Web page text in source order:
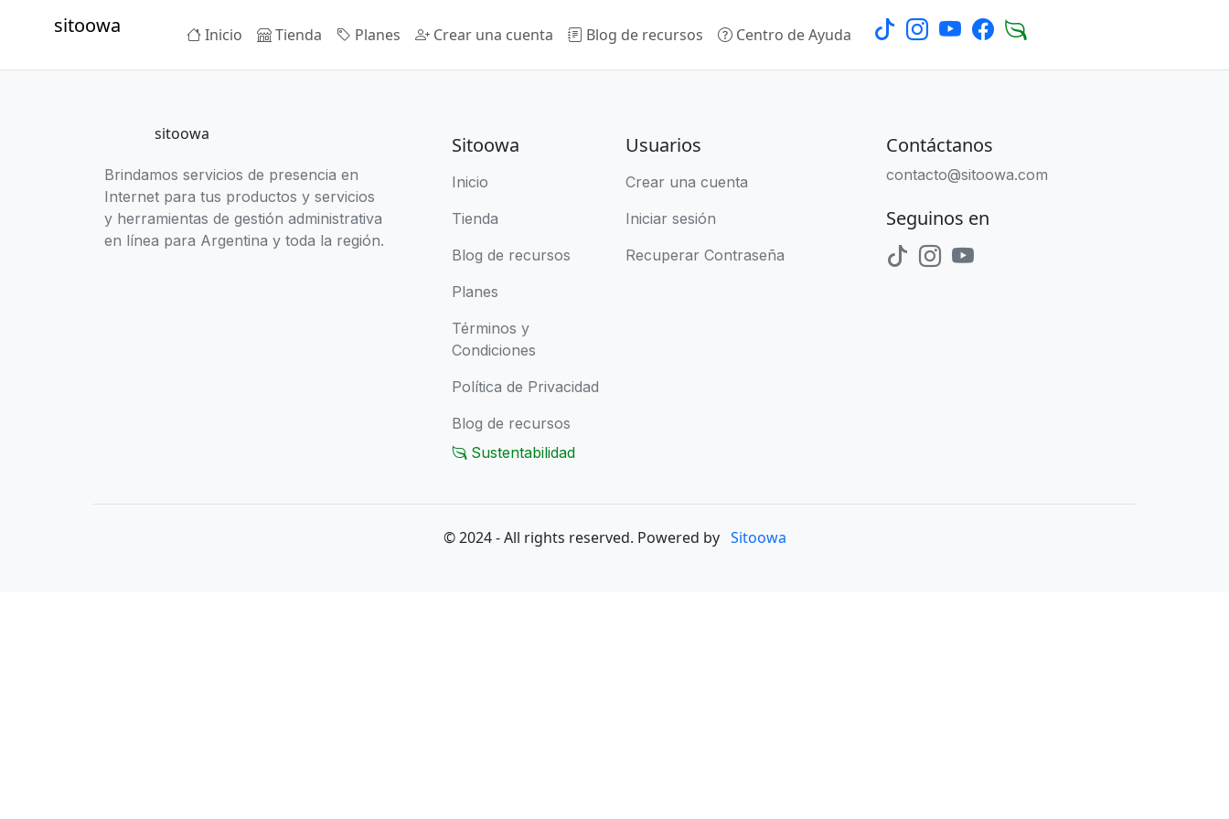
sitoowa Inicio Tienda Planes Crear una cuenta Blog de recursos Centro de Ayuda
sitoowa
Brindamos servicios de presencia en
Internet para tus productos y servicios
y herramientas de gestión administrativa
en línea para Argentina y toda la región.
Sitoowa
Inicio
Tienda
Blog de recursos
Planes
Términos y
Condiciones
Política de Privacidad
Blog de recursos
Sustentabilidad
Usuarios
Crear una cuenta
Iniciar sesión
Recuperar Contraseña
Contáctanos
contacto@sitoowa.com
Seguinos en
© 2024 - All rights reserved. Powered by Sitoowa